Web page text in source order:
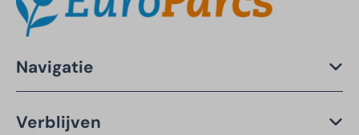
Navigatie
Verblijven